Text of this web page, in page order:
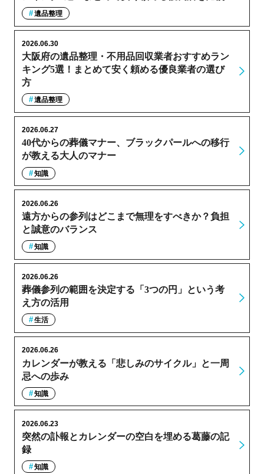
遺品整理
大阪府の遺品整理・不用品回収業者おすすめラン
キング5選！まとめて安く頼める優良業者の選び
方
2026.06.30
遺品整理
40代からの葬儀マナー、ブラックパールへの移行
が教える大人のマナー
2026.06.27
知識
遠方からの参列はどこまで無理をすべきか？負担
と誠意のバランス
2026.06.26
知識
葬儀参列の範囲を決定する「3つの円」という考
え方の活用
2026.06.26
生活
カレンダーが教える「悲しみのサイクル」と一周
忌への歩み
2026.06.26
知識
突然の訃報とカレンダーの空白を埋める葛藤の記
録
2026.06.23
知識